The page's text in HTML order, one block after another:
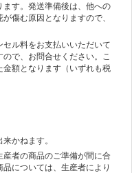
す。発送準備後は、他への
傷む原因となりますので、
ル料をお支払いいただいて
で、お問合せください。こ
額となります（いずれも税
かねます。
者の商品のご準備が間に合
については、生産者により